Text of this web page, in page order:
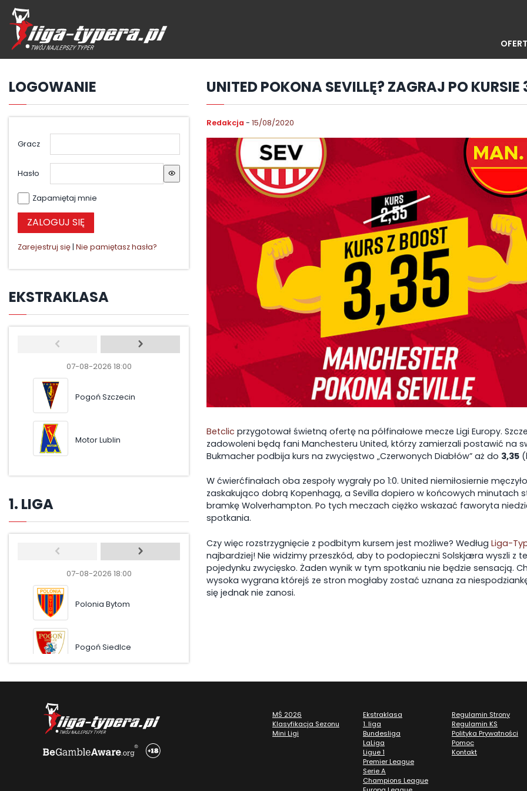
Przejdź
hdo
treści
LOGOWANIE
Gracz
Hasło
Zapamiętaj mnie
Zarejestruj się | Nie pamiętasz hasła?
EKSTRAKLASA
07-08-2026 18:00
Pogoń Szczecin
Motor Lublin
07-08-2026 20:30
Wisła Kraków
Wisła Płock
08-08-2026 14:45
Radomiak Radom
Górnik Zabrze
08-08-
Lech
Piast
1. LIGA
07-08-2026 18:00
Polonia Bytom
Pogoń Siedlce
07-08-2026 20:30 08-08-2026 15:30 08-08-
UNITED POKONA SEVILLĘ? ZAGRAJ PO KURSIE
Redakcja - 15/08/2020
Betclic przygotował świetną ofertę na półfinałowe mecze Ligi Europy.
zadowoleni będą fani Manchesteru United, którzy zamierzali postawić na
Bukmacher podbija kurs na zwycięstwo „Czerwonych Diabłów” aż do 3,35
W ćwierćfinałach oba zespoły wygrały po 1:0. United niemiłosiernie
zaskakująco dobrą Kopenhagą, a Sevilla dopiero w końcowych minutach
bramkę Wolverhampton. Po tych meczach ciężko wskazać faworyta
spotkania.
Czy więc rozstrzygnięcie z podbitym kursem jest możliwe? Według Liga-
najbardziej! Nie widzimy przeszkód, aby to podopieczni Solskjæra wyszli z
pojedynku zwycięsko. Żaden wynik w tym spotkaniu nie będzie sensacją.
wysoka wygrana którejś ze stron mogłaby zostać uznana za
się jednak nie zanosi.
MŚ 2026
Klasyfikacja Sezonu
Mini Ligi
Ekstraklasa
1. liga
Bundesliga
LaLiga
Ligue 1
Premier League
Serie A
Champions League
Regulamin Strony
Regulamin KS
Polityka Prywatności
Pomoc
Kontakt